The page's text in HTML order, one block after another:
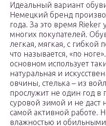
Идеальный вариант
Немецкий бренд
года. За это время Rieker
многих покупателей.
легкая, мягкая, с гибкой
что называется, «по
основном использует
натуральная и
овчины, стелька – из
прослужит не один год в
суровой зимой и не даст
самой активной работе.
влажностью и